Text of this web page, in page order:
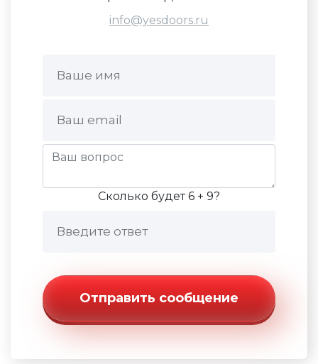
info@yesdoors.ru
Сколько будет 6 + 9?
Отправить сообщение